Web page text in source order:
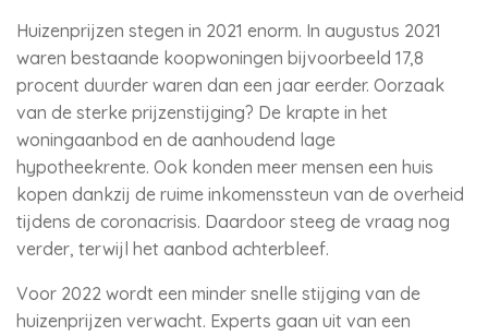
Huizenprijzen stegen in 2021 enorm. In augustus 2021
waren bestaande koopwoningen bijvoorbeeld 17,8
procent duurder waren dan een jaar eerder. Oorzaak
van de sterke prijzenstijging? De krapte in het
woningaanbod en de aanhoudend lage
hypotheekrente. Ook konden meer mensen een huis
kopen dankzij de ruime inkomenssteun van de overheid
tijdens de coronacrisis. Daardoor steeg de vraag nog
verder, terwijl het aanbod achterbleef.
Voor 2022 wordt een minder snelle stijging van de
huizenprijzen verwacht. Experts gaan uit van een